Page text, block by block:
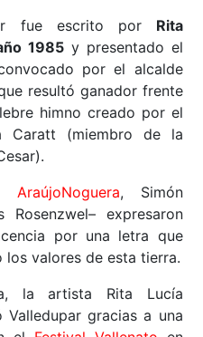
fue escrito por Rita
1985y presentado el
por el alcalde
resultó ganador frente
himno creado por el
Caratt (miembro de la
AraújoNoguera, Simón
expresaron
por una letra que
valores de esta tierra.
la artista Rita Lucía
Valledupar gracias a una